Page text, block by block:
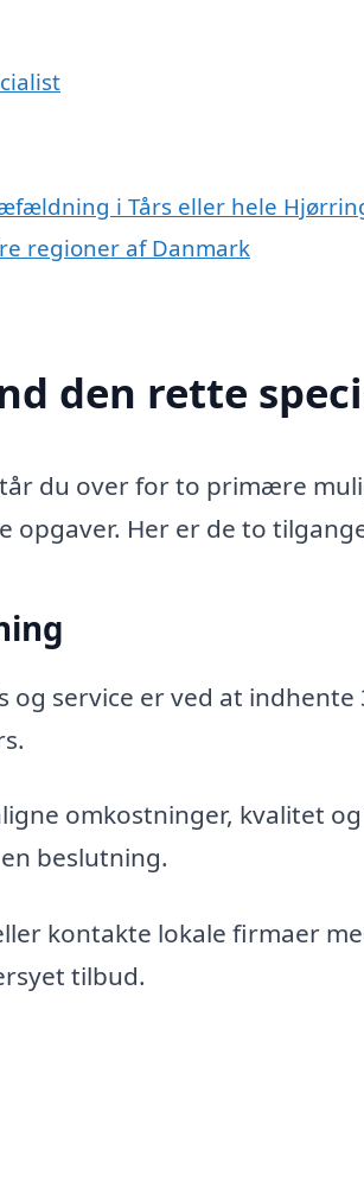
i Tårs eller hele
regioner af Danmark
den rette
du over for to primære
Her er de to
og service er ved at
omkostninger, kvalitet
beslutning.
kontakte lokale firmaer
tilbud.